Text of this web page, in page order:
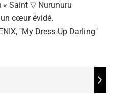
« Saint ▽ Nurunuru
cœur évidé.
"My Dress-Up Darling"